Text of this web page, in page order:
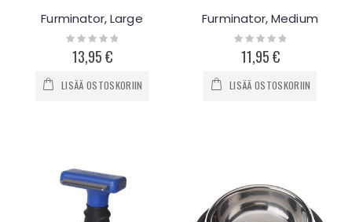
Furminator, Large
Rating:
0%
13,95 €
LISÄÄ OSTOSKORIIN
Furminator, Medium
Rating:
0%
11,95 €
LISÄÄ OSTOSKORIIN